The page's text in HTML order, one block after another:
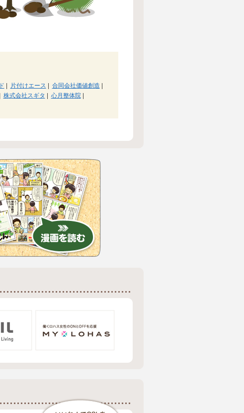
片付けエース 合同会社価値創造
株式会社スギタ 心月整体院|